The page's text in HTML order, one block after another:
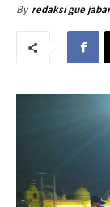
By redaksi gue jabar